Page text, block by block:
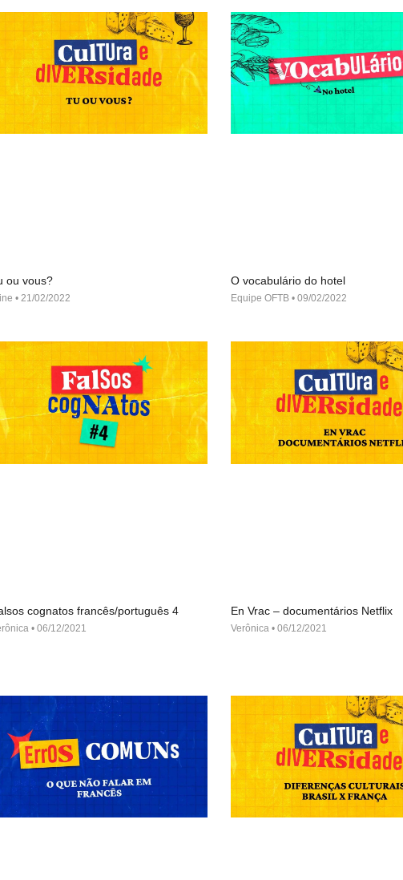
ou vous?
21/02/2022
O vocabulário do hotel
Equipe OFTB 09/02/2022
cognatos francês/português 4
06/12/2021
En Vrac – documentários Netflix
Verônica 06/12/2021